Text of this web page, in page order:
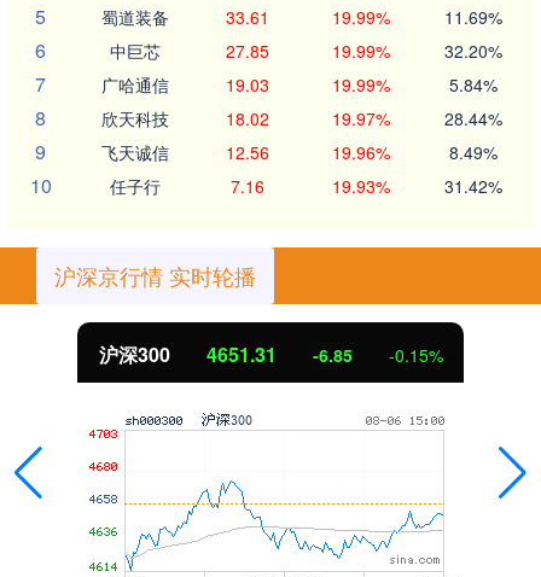
5 蜀道装备 33.61 19.99% 11.69%
6 中巨芯 27.85 19.99% 32.20%
7 广哈通信 19.03 19.99% 5.84%
8 欣天科技 18.02 19.97% 28.44%
9 飞天诚信 12.56 19.96% 8.49%
10 任子行 7.16 19.93% 31.42%
沪深京行情 实时轮播
沪深300 4651.31 -6.85 -0.15%